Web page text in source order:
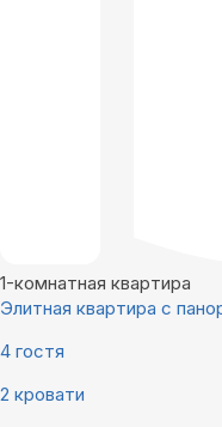
1-комнатная квартира
Элитная квартира с
4 гостя
2 кровати